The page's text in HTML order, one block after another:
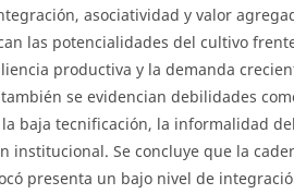
asociatividad y valor
las potencialidades del cultivo
productiva y la demanda
se evidencian debilidades
baja tecnificación, la informalidad
institucional. Se concluye que la
presenta un bajo nivel de